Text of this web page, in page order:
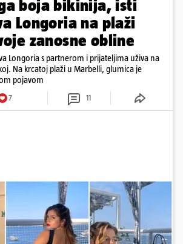
boja bikinija, isti
Longoria na plaži
zanosne obline
Longoria s partnerom i prijateljima uživa na
Na krcatoj plaži u Marbelli, glumica je
pojavom
7 11